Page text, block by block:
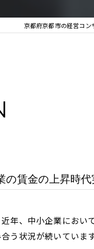
京都府京都市の経営コ
賃金の上昇時代
年、中小企業におい
う状況が続いていま